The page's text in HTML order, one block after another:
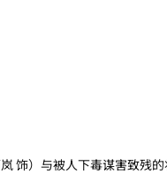
）与被人下毒谋害致残的